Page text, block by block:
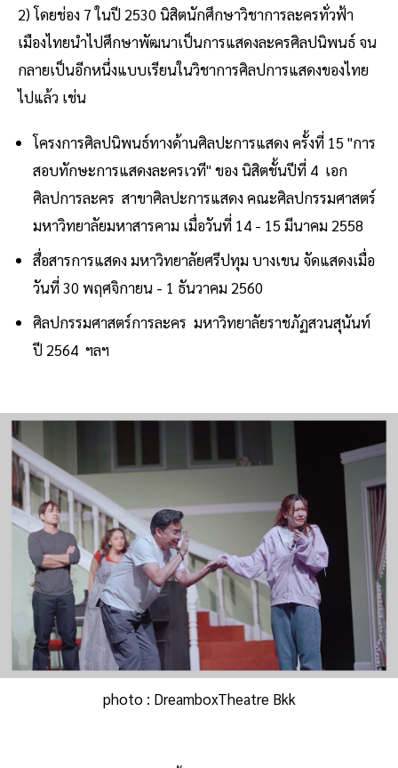
2) โดยช่อง 7 ในปี 2530 นิสิตนักศึกษาวิชาการละครทั่วฟ้า
เมืองไทยนำไปศึกษาพัฒนาเป็นการแสดงละครศิลปนิพนธ์ จน
กลายเป็นอีกหนึ่งแบบเรียนในวิชาการศิลปการแสดงของไทย
ไปแล้ว เช่น
โครงการศิลปนิพนธ์ทางด้านศิลปะการแสดง ครั้งที่ 15 "การ
สอบทักษะการแสดงละครเวที" ของ นิสิตชั้นปีที่ 4 เอก
ศิลปการละคร สาขาศิลปะการแสดง คณะศิลปกรรมศาสตร์
มหาวิทยาลัยมหาสารคาม เมื่อวันที่ 14 - 15 มีนาคม 2558
สื่อสารการแสดง มหาวิทยาลัยศรีปทุม บางเขน จัดแสดงเมื่อ
วันที่ 30 พฤศจิกายน - 1 ธันวาคม 2560
ศิลปกรรมศาสตร์การละคร มหาวิทยาลัยราชภัฏสวนสุนันท์
ปี 2564 ฯลฯ
photo : DreamboxTheatre Bkk